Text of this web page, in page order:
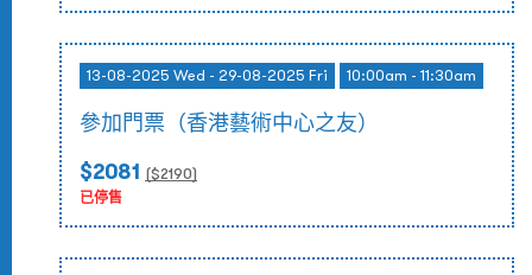
13-08-2025 Wed - 29-08-2025 Fri 10:00am - 11:30am
參加門票（香港藝術中心之友）
$2081 ($2190)
已停售